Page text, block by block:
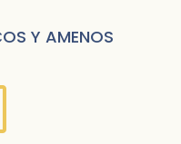
Y AMENOS